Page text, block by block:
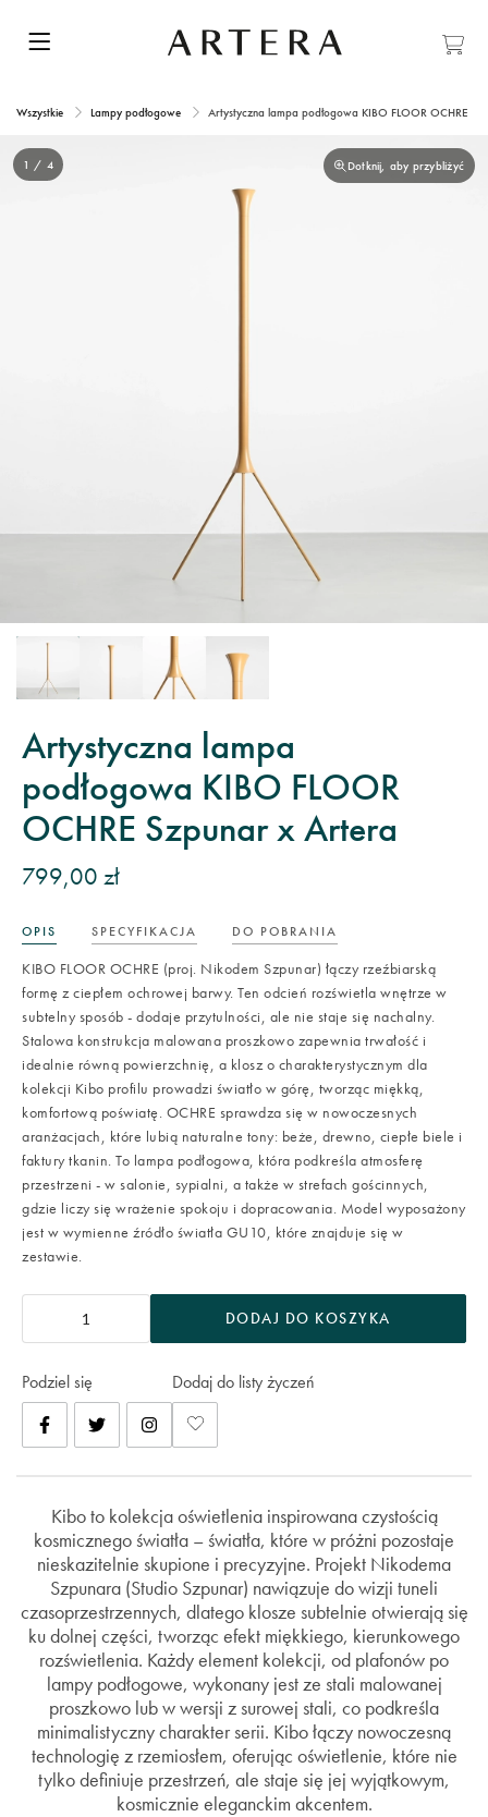
Wszystkie Lampy podłogowe Artystyczna lampa podłogowa KIBO FLOOR OCHRE
Dotknij, aby przybliżyć
1 / 4
Artystyczna lampa
podłogowa KIBO FLOOR
OCHRE Szpunar x Artera
799,00 zł
OPIS SPECYFIKACJA DO POBRANIA
KIBO FLOOR OCHRE (proj. Nikodem Szpunar) łączy rzeźbiarską
formę z ciepłem ochrowej barwy. Ten odcień rozświetla wnętrze w
subtelny sposób - dodaje przytulności, ale nie staje się nachalny.
Stalowa konstrukcja malowana proszkowo zapewnia trwałość i
idealnie równą powierzchnię, a klosz o charakterystycznym dla
kolekcji Kibo profilu prowadzi światło w górę, tworząc miękką,
komfortową poświatę. OCHRE sprawdza się w nowoczesnych
aranżacjach, które lubią naturalne tony: beże, drewno, ciepłe biele i
faktury tkanin. To lampa podłogowa, która podkreśla atmosferę
przestrzeni - w salonie, sypialni, a także w strefach gościnnych,
gdzie liczy się wrażenie spokoju i dopracowania. Model wyposażony
jest w wymienne źródło światła GU10, które znajduje się w
zestawie.
DODAJ DO KOSZYKA
Podziel się Dodaj do listy życzeń
Kibo to kolekcja oświetlenia inspirowana czystością
kosmicznego światła – światła, które w próżni pozostaje
nieskazitelnie skupione i precyzyjne. Projekt Nikodema
Szpunara (Studio Szpunar) nawiązuje do wizji tuneli
czasoprzestrzennych, dlatego klosze subtelnie otwierają się
ku dolnej części, tworząc efekt miękkiego, kierunkowego
rozświetlenia. Każdy element kolekcji, od plafonów po
lampy podłogowe, wykonany jest ze stali malowanej
proszkowo lub w wersji z surowej stali, co podkreśla
minimalistyczny charakter serii. Kibo łączy nowoczesną
technologię z rzemiosłem, oferując oświetlenie, które nie
tylko definiuje przestrzeń, ale staje się jej wyjątkowym,
kosmicznie eleganckim akcentem.